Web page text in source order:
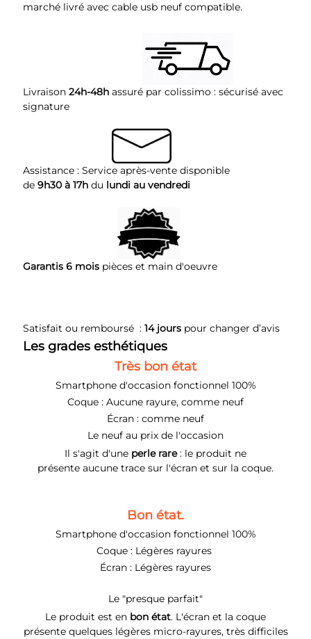
marché livré avec cable usb neuf compatible.
Livraison 24h-48h assuré par colissimo : sécurisé avec
signature
Assistance : Service après-vente disponible
de 9h30 à 17h du lundi au vendredi
Garantis 6 mois pièces et main d'oeuvre
Satisfait ou remboursé : 14 jours pour changer d’avis
Les grades esthétiques
Très bon état
Smartphone d'occasion fonctionnel 100%
Coque : Aucune rayure, comme neuf
Écran : comme neuf
Le neuf au prix de l'occasion
Il s'agit d'une perle rare: le produit ne
présente aucune trace sur l'écran et sur la coque.
Bon état.
Smartphone d'occasion fonctionnel 100%
Coque : Légères rayures
Écran : Légères rayures
Le "presque parfait"
Le produit est en bon état. L'écran et la coque
présente quelques légères micro-rayures, très difficiles